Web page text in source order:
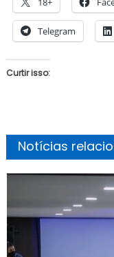
Telegram
Curtir isso:
Notícias